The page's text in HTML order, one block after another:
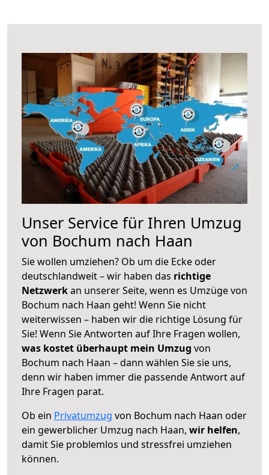
Unser Service für Ihren Umzug
von Bochum nach Haan
Sie wollen umziehen? Ob um die Ecke oder
deutschlandweit – wir haben das richtige
Netzwerkan unserer Seite, wenn es Umzüge von
Bochum nach Haan geht! Wenn Sie nicht
weiterwissen – haben wir die richtige Lösung für
Sie! Wenn Sie Antworten auf Ihre Fragen wollen,
was kostet überhaupt mein Umzug von
Bochum nach Haan – dann wählen Sie sie uns,
denn wir haben immer die passende Antwort auf
Ihre Fragen parat.
Ob ein Privatumzug von Bochum nach Haan oder
ein gewerblicher Umzug nach Haan, wir helfen,
damit Sie problemlos und stressfrei umziehen
können.